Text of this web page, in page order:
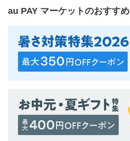
au PAY マーケットのおすすめ